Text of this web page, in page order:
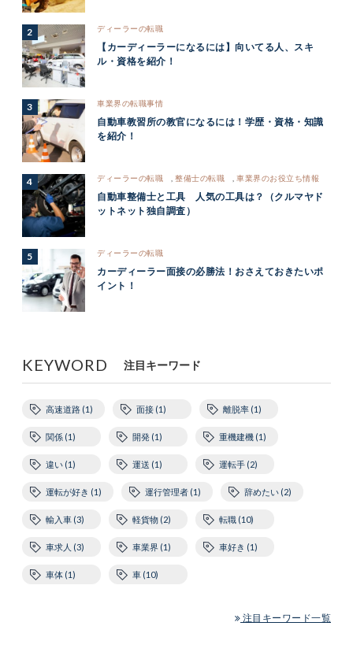
ディーラーの転職
【カーディーラーになるには】向いてる人、スキ
ル・資格を紹介！
車業界の転職事情
自動車教習所の教官になるには！学歴・資格・知識
を紹介！
ディーラーの転職 整備士の転職 車業界のお役立ち情報
自動車整備士と工具 人気の工具は？（クルマヤド
ットネット独自調査）
ディーラーの転職
カーディーラー面接の必勝法！おさえておきたいポ
イント！
KEYWORD 注目キーワード
高速道路 (1) 面接 (1) 離脱率 (1)
関係 (1) 開発 (1) 重機建機 (1)
違い (1) 運送 (1) 運転手 (2)
運転が好き (1) 運行管理者 (1) 辞めたい (2)
輸入車 (3) 軽貨物 (2) 転職 (10)
車求人 (3) 車業界 (1) 車好き (1)
車体 (1) 車 (10)
注目キーワード一覧